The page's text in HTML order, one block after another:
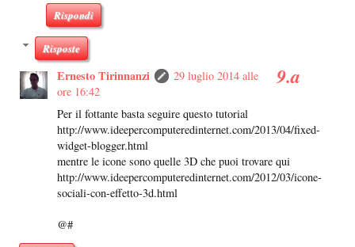
Rispondi
Risposte
Ernesto Tirinnanzi
29 luglio 2014 alle
ore 16:42
Per il fottante basta seguire questo tutorial
http://www.ideepercomputeredinternet.com/2013/04/fixed-
widget-blogger.html
mentre le icone sono quelle 3D che puoi trovare qui
http://www.ideepercomputeredinternet.com/2012/03/icone-
sociali-con-effetto-3d.html
@#